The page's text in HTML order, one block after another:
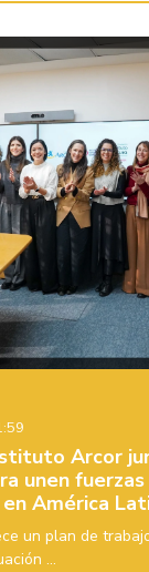
Arcor
unen
América
un plan de
...